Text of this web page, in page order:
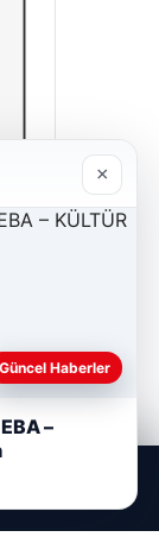
×
Güncel Haberler
–